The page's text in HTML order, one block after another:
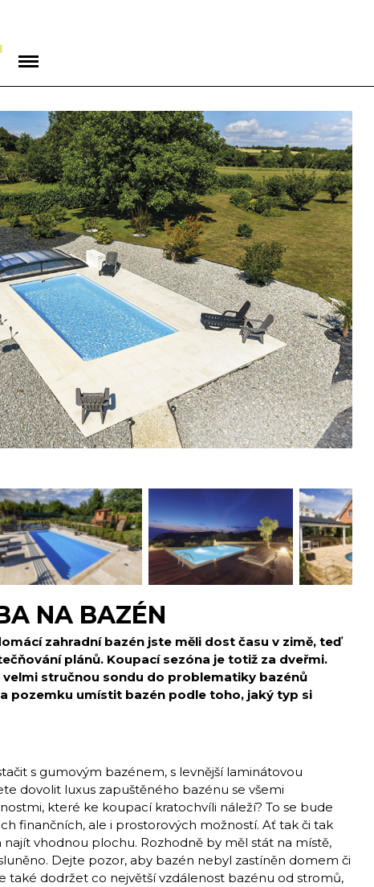
NA BAZÉN
zahradní bazén jste měli dost času v zimě, teď
plánů. Koupací sezóna je totiž za dveřmi.
stručnou sondu do problematiky bazénů
pozemku umístit bazén podle toho, jaký typ si
s gumovým bazénem, s levnější laminátovou
dovolit luxus zapuštěného bazénu se všemi
které ke koupací kratochvíli náleží? To se bude
finančních, ale i prostorových možností. Ať tak či tak
vhodnou plochu. Rozhodně by měl stát na místě,
Dejte pozor, aby bazén nebyl zastíněn domem či
také dodržet co největší vzdálenost bazénu od stromů,